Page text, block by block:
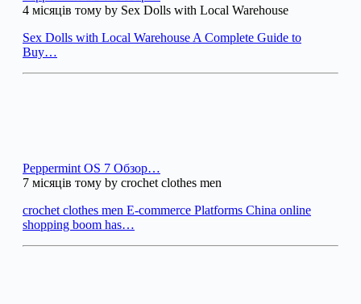
4 місяців тому by Sex Dolls with Local Warehouse
Sex Dolls with Local Warehouse A Complete Guide to
Buy…
Peppermint OS 7 Обзор…
7 місяців тому by crochet clothes men
crochet clothes men E-commerce Platforms China online
shopping boom has…